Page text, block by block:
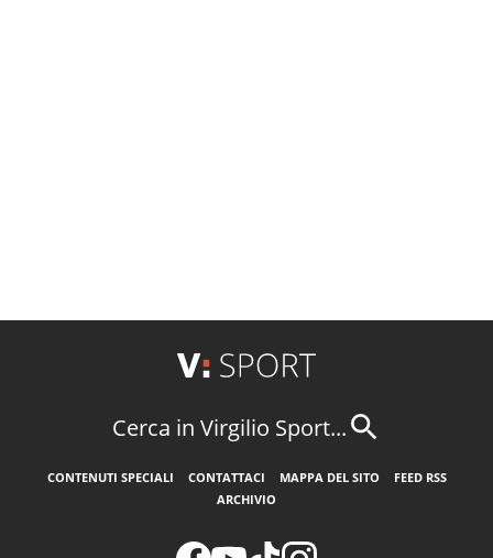
Cerca in Virgilio Sport...
CONTENUTI SPECIALI CONTATTACI MAPPA DEL SITO
FEED RSS
ARCHIVIO